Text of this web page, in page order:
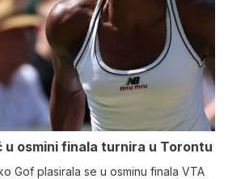
u osmini finala turnira u Torontu
Gof plasirala se u osminu finala VTA